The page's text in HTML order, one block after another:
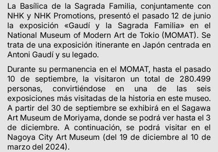
La Basílica de la Sagrada Familia, conjuntamente con
NHK y NHK Promotions, presentó el pasado 12 de junio
la exposición «Gaudí y la Sagrada Familia» en el
National Museum of Modern Art de Tokio (MOMAT). Se
trata de una exposición itinerante en Japón centrada en
Antoni Gaudí y su legado.
Durante su permanencia en el MOMAT, hasta el pasado
10 de septiembre, la visitaron un total de 280.499
personas, convirtiéndose en una de las seis
exposiciones más visitadas de la historia en este museo.
A partir del 30 de septiembre se exhibirá en el Sagawa
Art Museum de Moriyama, donde se podrá ver hasta el 3
de diciembre. A continuación, se podrá visitar en el
Nagoya City Art Museum (del 19 de diciembre al 10 de
marzo del 2024).